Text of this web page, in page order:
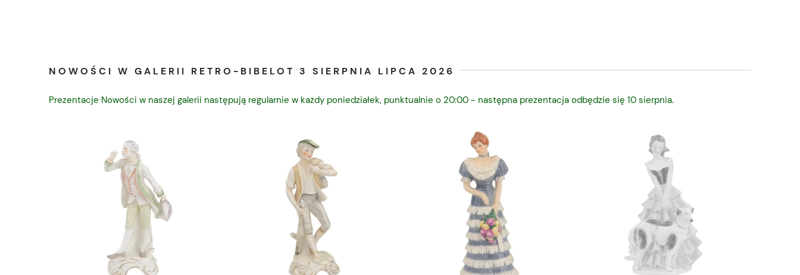
NOWOŚCI W GALERII RETRO-BIBELOT 3 SIERPNIA LIPCA 2026
Prezentacje Nowości w naszej galerii następują regularnie w każdy poniedziałek, punktualnie o 20:00 - następna prezentacja odbędzie się 10 sierpnia.